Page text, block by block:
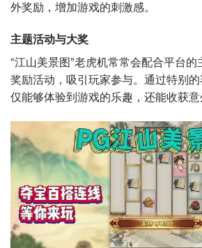
外奖励，增加游戏的刺激感。
主题活动与大奖
“江山美景图”老虎机常常会配合平台
奖励活动，吸引玩家参与。通过特别
仅能够体验到游戏的乐趣，还能收获意